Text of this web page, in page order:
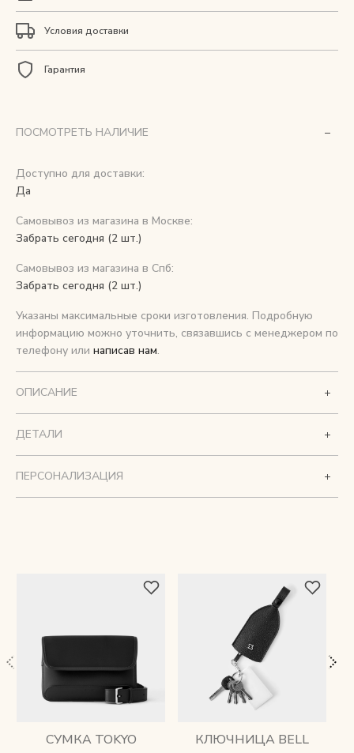
Подарки
Снимаем с производства
Косметика для ухода
О нас
Контакты
Мы в соцсетях:
+ 7 (812) 748-24-46
Условия доставки
Гарантия
ПОСМОТРЕТЬ НАЛИЧИЕ
Доступно для доставки:
Да
Самовывоз из магазина в Москве:
Забрать сегодня (2 шт.)
Самовывоз из магазина в Спб:
Забрать сегодня (2 шт.)
Указаны максимальные сроки изготовления. Подробную
информацию можно уточнить, связавшись с менеджером по
телефону или написав нам.
ОПИСАНИЕ
ДЕТАЛИ
ПЕРСОНАЛИЗАЦИЯ
СУМКА TOKYO КЛЮЧНИЦА BELL